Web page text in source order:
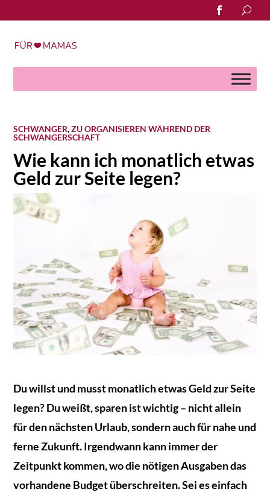
Search
for:
SCHWANGER,ZU ORGANISIEREN WÄHREND DER
SCHWANGERSCHAFT
Wie kann ich monatlich etwas
Geld zur Seite legen?
Du willst und musst monatlich etwas Geld zur Seite
legen? Du weißt, sparen ist wichtig – nicht allein
für den nächsten Urlaub, sondern auch für nahe und
ferne Zukunft. Irgendwann kann immer der
Zeitpunkt kommen, wo die nötigen Ausgaben das
vorhandene Budget überschreiten. Sei es einfach